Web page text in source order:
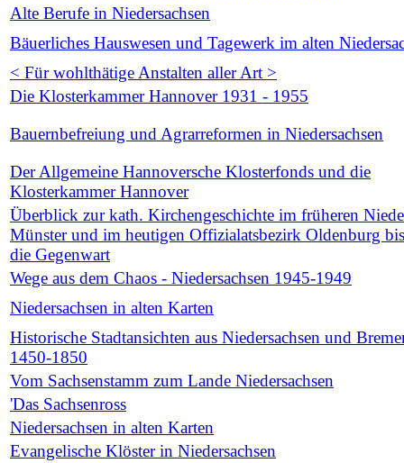
Alte Berufe in Niedersachsen
Bäuerliches Hauswesen und Tagewerk im alten
< Für wohlthätige Anstalten aller Art >
Die Klosterkammer Hannover 1931 - 1955
Bauernbefreiung und Agrarreformen in Niedersachsen
Der Allgemeine Hannoversche Klosterfonds und die
Klosterkammer Hannover
Überblick zur kath. Kirchengeschichte im früheren
Münster und im heutigen Offizialatsbezirk Oldenburg
die Gegenwart
Wege aus dem Chaos - Niedersachsen 1945-1949
Niedersachsen in alten Karten
Historische Stadtansichten aus Niedersachsen und
1450-1850
Vom Sachsenstamm zum Lande Niedersachsen
'Das Sachsenross
Niedersachsen in alten Karten
Evangelische Klöster in Niedersachsen